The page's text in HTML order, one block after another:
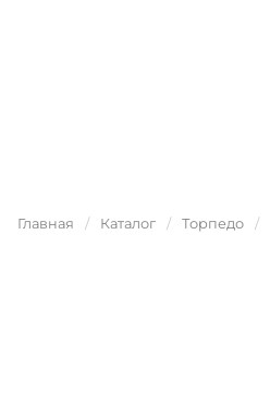
Главная / Каталог / Торпедо /